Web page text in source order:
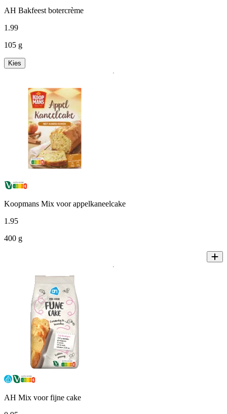
AH Bakfeest botercrème
1 .99
105 g
Kies
Koopmans Mix voor appelkaneelcake
1 .95
400 g
AH Mix voor fijne cake